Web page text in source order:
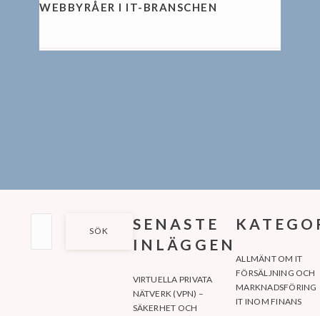
WEBBYRÅER I IT-BRANSCHEN
SENASTE
INLÄGGEN
VIRTUELLA PRIVATA
NÄTVERK (VPN) –
SÄKERHET OCH
ALLMÄNT OM IT
FÖRSÄLJNING OCH
MARKNADSFÖRING
IT INOM FINANS